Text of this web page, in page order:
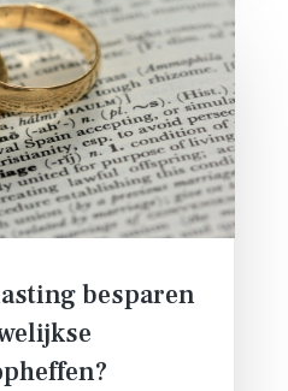
besparen